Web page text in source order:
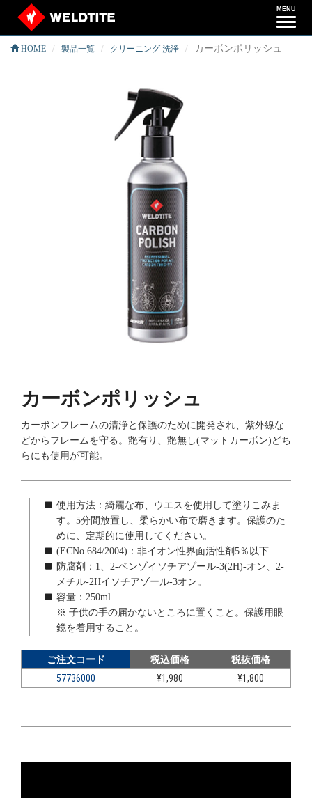
MENU
ナ
ビ
HOME 製品一覧 クリーニング 洗浄 カーボンポリッシュ
カーボンポリッシュ
カーボンフレームの清浄と保護のために開発され、紫外線な
どからフレームを守る。艶有り、艶無し(マットカーボン)どち
らにも使用が可能。
使用方法：綺麗な布、ウエスを使用して塗りこみま
す。5分間放置し、柔らかい布で磨きます。保護のた
めに、定期的に使用してください。
(ECNo.684/2004)：非イオン性界面活性剤5％以下
防腐剤：1、2-ベンゾイソチアゾール-3(2H)-オン、2-
メチル-2Hイソチアゾール-3オン。
容量：250ml
※ 子供の手の届かないところに置くこと。保護用眼
鏡を着用すること。
ご注文コード 税込価格
税抜価格
57736000
¥1,980 ¥1,800